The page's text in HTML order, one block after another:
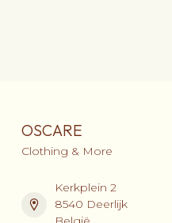
OSCARE
Clothing & More
Kerkplein 2
8540 Deerlijk